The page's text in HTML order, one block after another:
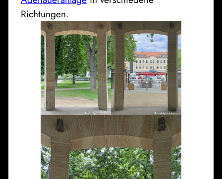
Richtungen.